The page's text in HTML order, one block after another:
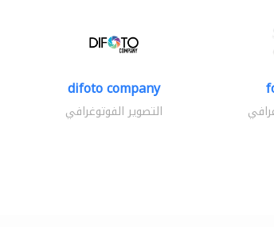
difoto company
التصوير الفوتوغرافي